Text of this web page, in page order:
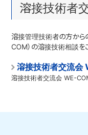
溶接技術者
溶接管理技術者の方か
COM）の溶接技術相談を
溶接技術者交流
溶接技術者交流会 WE-